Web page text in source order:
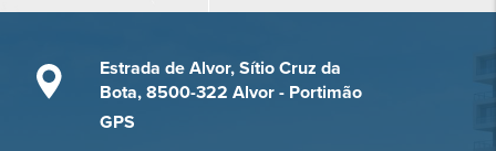
Estrada de Alvor, Sítio Cruz da
Bota, 8500-322 Alvor - Portimão
GPS